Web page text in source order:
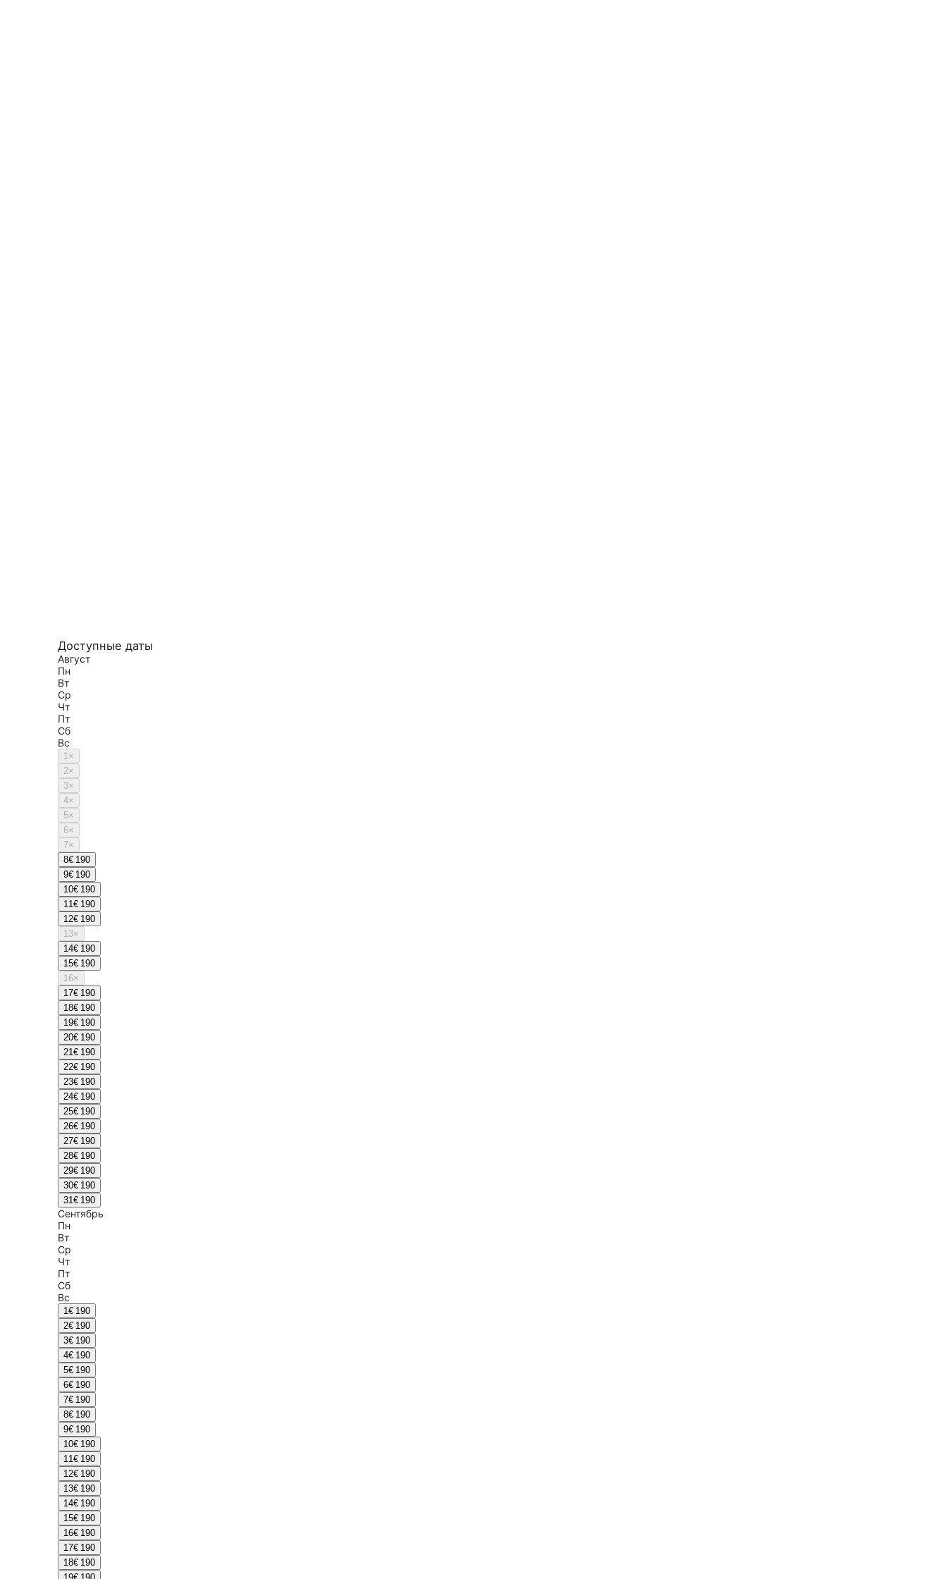
Доступные даты
Август
Пн
Вт
Ср
Чт
Пт
Сб
Вс
1×
2×
3×
4×
5×
6×
7×
8€ 190
9€ 190
10€ 190
11€ 190
12€ 190
13×
14€ 190
15€ 190
16×
17€ 190
18€ 190
19€ 190
20€ 190
21€ 190
22€ 190
23€ 190
24€ 190
25€ 190
26€ 190
27€ 190
28€ 190
29€ 190
30€ 190
31€ 190
Сентябрь
Пн
Вт
Ср
Чт
Пт
Сб
Вс
1€ 190
2€ 190
3€ 190
4€ 190
5€ 190
6€ 190
7€ 190
8€ 190
9€ 190
10€ 190
11€ 190
12€ 190
13€ 190
14€ 190
15€ 190
16€ 190
17€ 190
18€ 190